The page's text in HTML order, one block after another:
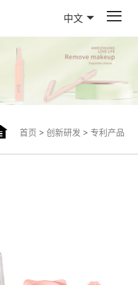
中文
首页 > 创新研发 > 专利产品